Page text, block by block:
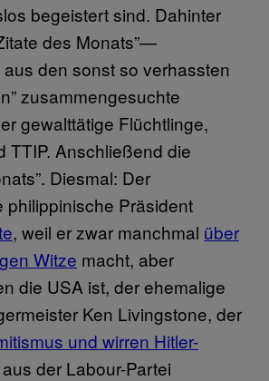
begeistert sind. Dahinter
des Monats”—
den sonst so verhassten
zusammengesuchte
gewalttätige Flüchtlinge,
TTIP. Anschließend die
Diesmal: Der
philippinische Präsident
, weil er zwar manchmal über
Witze macht, aber
die USA ist, der ehemalige
Ken Livingstone, der
und wirren Hitler-
aus der Labour-Partei